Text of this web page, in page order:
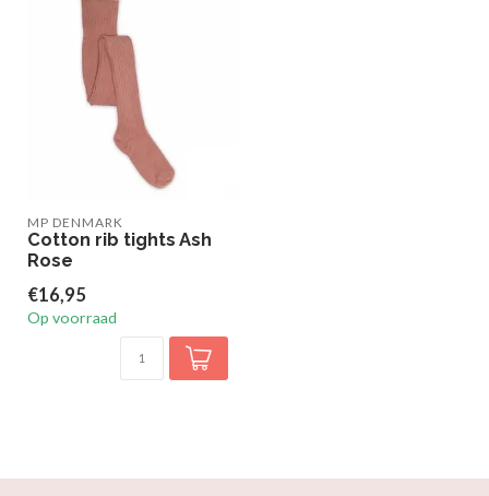
MP DENMARK
Cotton rib tights Ash
Rose
€16,95
Op voorraad